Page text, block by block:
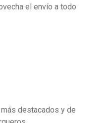
el envío a todo
destacados y de